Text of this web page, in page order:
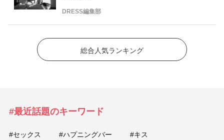
DRESS編集部
総合人気ランキング
#最近話題のキーワード
#セックス #ハプニングバー #キス